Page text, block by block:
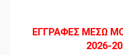
ΕΓΓΡΑΦΕΣ ΜΕΣΩ
2026-